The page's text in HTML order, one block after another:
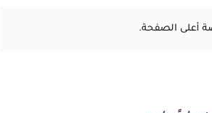
أعلى الصفحة.